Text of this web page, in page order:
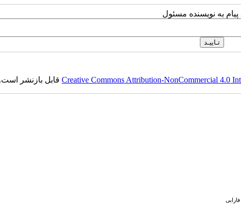
پیام به نویسنده مسئول
Creative Commons Attribution-NonCommercial 4.0قابل بازنشر است.